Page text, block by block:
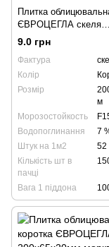
Плитка
ЄВРОЦЕГЛА скеля
200х65х20мм
9.0 грн
Фактура
Колір
Розмір
м
Морозостойкость
Водопоглинання
7
Штук на 1м2
52
Кількість шт в
пачці
Вага 1 піддона